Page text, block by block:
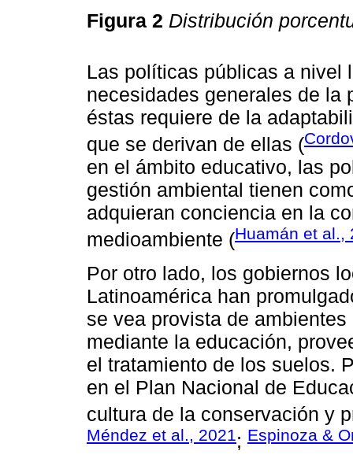
Figura 2 Distribución
Las políticas públicas a nivel
necesidades generales de la
éstas requiere de la
que se derivan de ellas (
en el ámbito educativo, las
gestión ambiental tienen
adquieran conciencia en la
medioambiente (Huamán et al.,
Por otro lado, los gobiernos
Latinoamérica han
se vea provista de
mediante la educación,
el tratamiento de los suelos.
en el Plan Nacional de
cultura de la conservación y
Méndez et al., 2021; Espinoza &